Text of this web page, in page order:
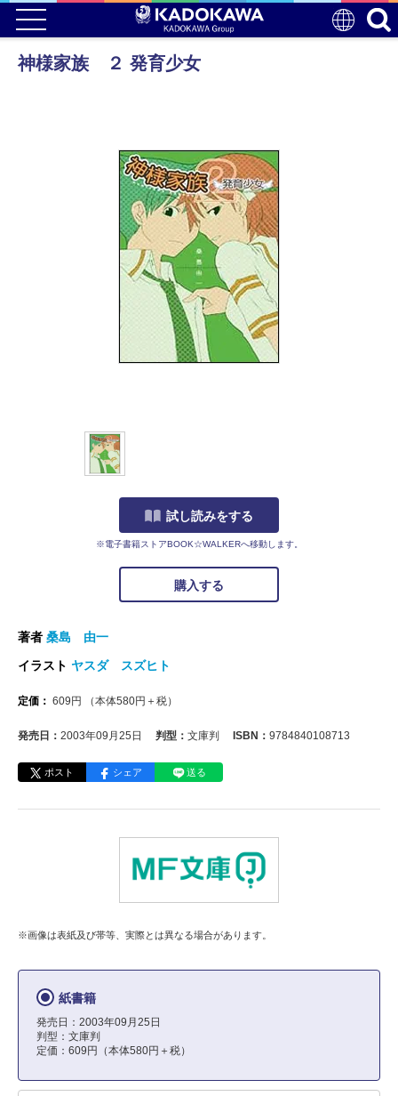
神様家族 ２ 発育少女
試し読みをする
※電子書籍ストアBOOK☆WALKERへ移動します。
購入する
著者 桑島 由一
イラスト ヤスダ スズヒト
定価： 609 円 （本体580円＋税）
発売日： 2003年09月25日 判型： 文庫判 ISBN： 9784840108713
ポスト シェア 送る
※画像は表紙及び帯等、実際とは異なる場合があります。
紙書籍
発売日：2003年09月25日
判型：文庫判
定価：609円（本体580円＋税）